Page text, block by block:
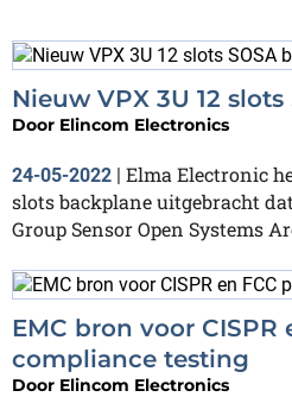
Nieuw VPX 3U 12
Door Elincom Electronics
24-05-2022 | Elma Electronic
slots backplane uitgebracht
Group Sensor Open Systems
EMC bron voor CISPR
compliance testing
Door Elincom Electronics